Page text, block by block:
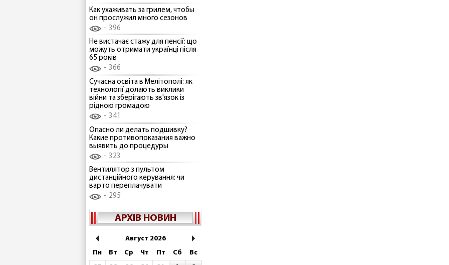
Как ухаживать за грилем, чтобы
он прослужил много сезонов
396
Не вистачає стажу для пенсії: що
можуть отримати українці після
65 років
366
Сучасна освіта в Мелітополі: як
технології долають виклики
війни та зберігають зв'язок із
рідною громадою
341
Опасно ли делать подшивку?
Какие противопоказания важно
выявить до процедуры
323
Вентилятор з пультом
дистанційного керування: чи
варто переплачувати
295
АРХІВ НОВИН
Август 2026
Пн
Вт Ср Чт Пт Сб
Вс